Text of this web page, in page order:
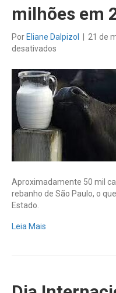
milhões em
Por Eliane Dalpizol 21 de
desativados
Vale
do
Ribeira
comercializa
milhões
de
litros
movimenta
R$
Aproximadamente 50 mil
rebanho de São Paulo, o
Estado.
Leia Mais